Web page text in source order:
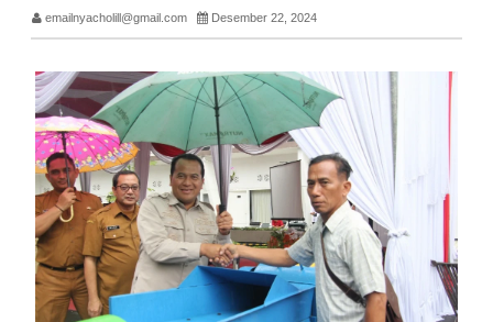
emailnyacholill@gmail.com Desember 22, 2024